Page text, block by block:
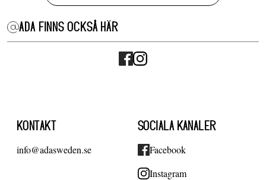
ADA FINNS OCKSÅ HÄR
KONTAKT
info@adasweden.se
SOCIALA KANALER
Facebook
Instagram